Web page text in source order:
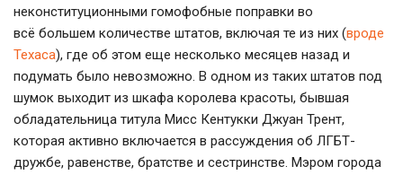
неконституционными гомофобные поправки во
всё большем количестве штатов, включая те из них (вроде
Техаса), где об этом еще несколько месяцев назад и
подумать было невозможно. В одном из таких штатов под
шумок выходит из шкафа королева красоты, бывшая
обладательница титула Мисс Кентукки Джуан Трент,
которая активно включается в рассуждения об ЛГБТ-
дружбе, равенстве, братстве и сестринстве. Мэром города